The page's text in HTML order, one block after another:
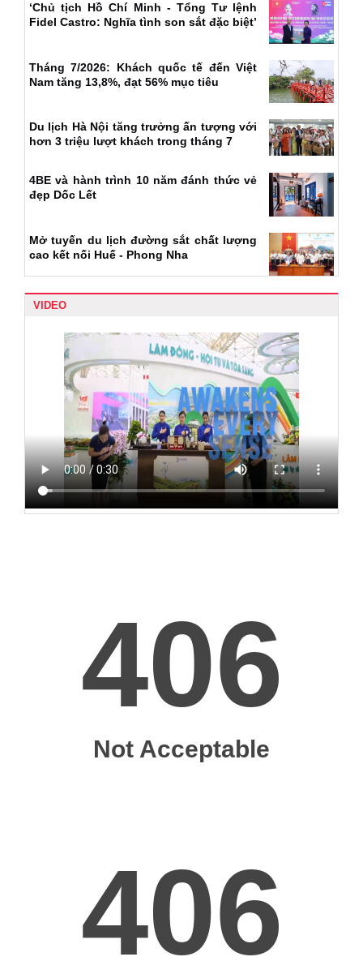
‘Chủ tịch Hồ Chí Minh - Tổng Tư lệnh
Fidel Castro: Nghĩa tình son sắt đặc biệt’
Tháng 7/2026: Khách quốc tế đến Việt
Nam tăng 13,8%, đạt 56% mục tiêu
Du lịch Hà Nội tăng trưởng ấn tượng với
hơn 3 triệu lượt khách trong tháng 7
4BE và hành trình 10 năm đánh thức vẻ
đẹp Dốc Lết
Mở tuyến du lịch đường sắt chất lượng
cao kết nối Huế - Phong Nha
VIDEO